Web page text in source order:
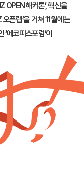
OPEN 해커톤’, 혁신을
픈랩’을 거쳐 11월에는
에코피스포럼’이